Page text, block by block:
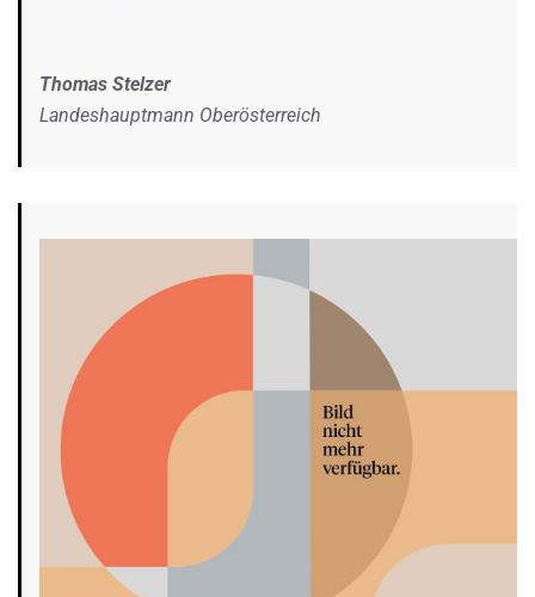
Thomas Stelzer
Landeshauptmann Oberösterreich